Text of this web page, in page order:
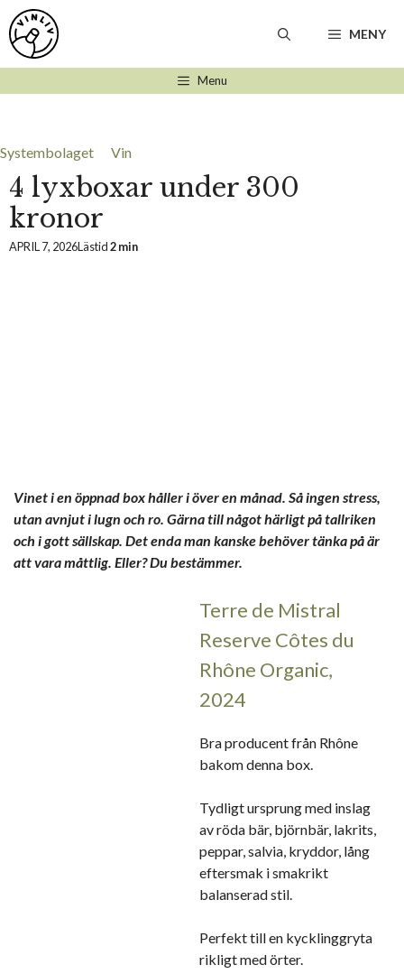
Hoppa
till
innehåll
MENY
Menu
Systembolaget Vin
4 lyxboxar under 300
kronor
APRIL 7, 2026Lästid2 min
Vinet i en öppnad box håller i över en månad. Så ingen stress,
utan avnjut i lugn och ro. Gärna till något härligt på tallriken
och i gott sällskap. Det enda man kanske behöver tänka på är
att vara måttlig. Eller? Du bestämmer.
Terre de Mistral
Reserve Côtes du
Rhône Organic,
2024
Bra producent från Rhône
bakom denna box.
Tydligt ursprung med inslag
av röda bär, björnbär, lakrits,
peppar, salvia, kryddor, lång
eftersmak i smakrikt
balanserad stil.
Perfekt till en kycklinggryta
rikligt med örter.